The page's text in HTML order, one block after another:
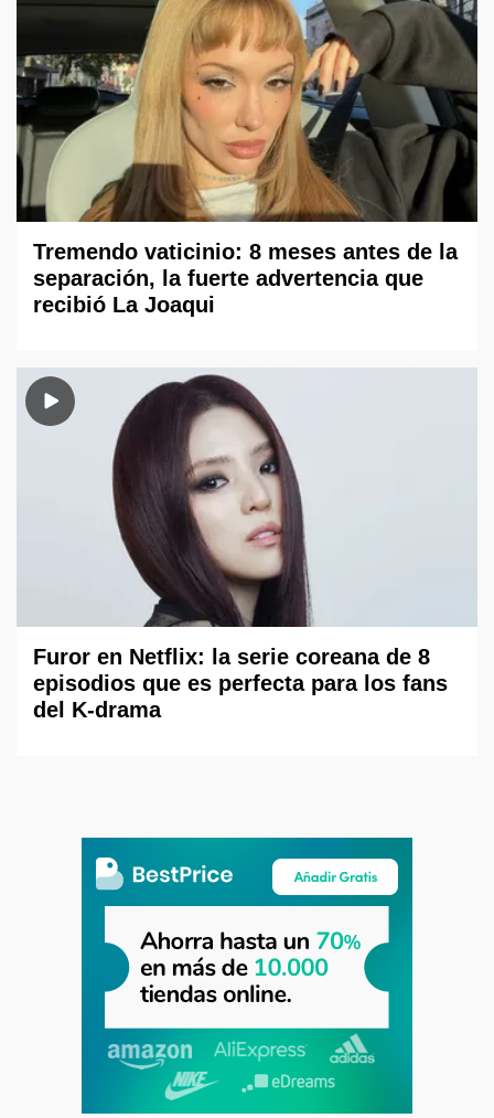
Tremendo vaticinio: 8 meses antes de la
separación, la fuerte advertencia que
recibió La Joaqui
Furor en Netflix: la serie coreana de 8
episodios que es perfecta para los fans
del K-drama